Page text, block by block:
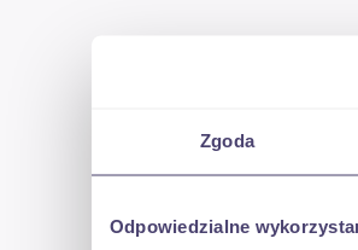
Zgoda
Odpowiedzialne